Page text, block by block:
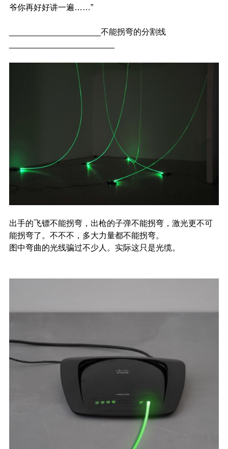
爷你再好好讲一遍……”
____________________不能拐弯的分割线
出手的飞镖不能拐弯，出枪的子弹不能拐弯，激光更不可
能拐弯了。不不不，多大力量都不能拐弯。
图中弯曲的光线骗过不少人。实际这只是光缆。